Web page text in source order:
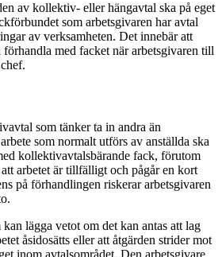
av kollektiv- eller hängavtal ska på eget
som arbetsgivaren har avtal
av verksamheten. Det innebär att
med facket när arbetsgivaren till
som tänker ta in andra än
som normalt utförs av anställda ska
kollektivavtalsbärande fack, förutom
arbetet är tillfälligt och pågår en kort
på förhandlingen riskerar arbetsgivaren
lägga vetot om det kan antas att lag
åsidosätts eller att åtgärden strider mot
inom avtalsområdet. Den arbetsgivare